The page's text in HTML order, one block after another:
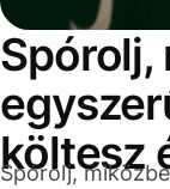
Spórolj,
költesz
Spórolj,